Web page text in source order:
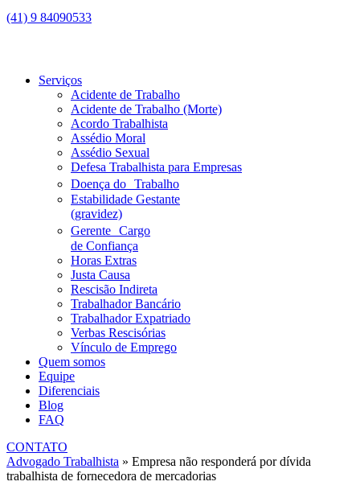
(41) 9 84090533
Serviços
Acidente de Trabalho
Acidente de Trabalho (Morte)
Acordo Trabalhista
Assédio Moral
Assédio Sexual
Defesa Trabalhista para Empresas
Doença do Trabalho
Estabilidade Gestante
(gravidez)
Gerente Cargo
de Confiança
Horas Extras
Justa Causa
Rescisão Indireta
Trabalhador Bancário
Trabalhador Expatriado
Verbas Rescisórias
Vínculo de Emprego
Quem somos
Equipe
Diferenciais
Blog
FAQ
CONTATO
Advogado Trabalhista » Empresa não responderá por dívida
trabalhista de fornecedora de mercadorias